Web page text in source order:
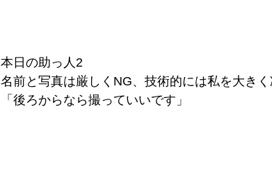
本日の助っ人2
名前と写真は厳しくNG、技術的には私を大きく
「後ろからなら撮っていいです」